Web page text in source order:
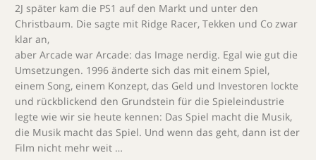
2J später kam die PS1 auf den Markt und unter den
Christbaum. Die sagte mit Ridge Racer, Tekken und Co zwar
klar an,
aber Arcade war Arcade: das Image nerdig. Egal wie gut die
Umsetzungen. 1996 änderte sich das mit einem Spiel,
einem Song, einem Konzept, das Geld und Investoren lockte
und rückblickend den Grundstein für die Spieleindustrie
legte wie wir sie heute kennen: Das Spiel macht die Musik,
die Musik macht das Spiel. Und wenn das geht, dann ist der
Film nicht mehr weit …